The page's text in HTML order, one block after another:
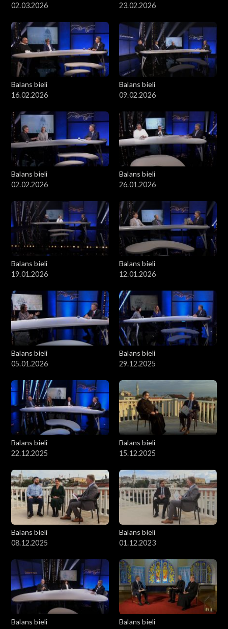
02.03.2026
23.02.2026
Balans bieli
16.02.2026
Balans bieli
09.02.2026
Balans bieli
02.02.2026
Balans bieli
26.01.2026
Balans bieli
19.01.2026
Balans bieli
12.01.2026
Balans bieli
05.01.2026
Balans bieli
29.12.2025
Balans bieli
22.12.2025
Balans bieli
15.12.2025
Balans bieli
08.12.2025
Balans bieli
01.12.2023
Balans bieli
Balans bieli